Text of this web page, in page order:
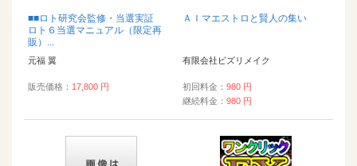
■■ロト研究会監修・当選実証
ロト６当選マニュアル（限定再
販）...
元福 翼
販売価格： 17,800 円
ＡＩマエストロと賢人の集い
有限会社ビズリメイク
初回料金： 980 円
継続料金： 980 円